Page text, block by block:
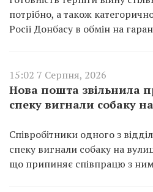
потрібно, а також
Росії Донбасу в обмін на
15:02 7 Серпня, 2026
Нова пошта звільнила
спеку вигнали собаку
Співробітники одного з
спеку вигнали собаку на
що припиняє співпрацю з